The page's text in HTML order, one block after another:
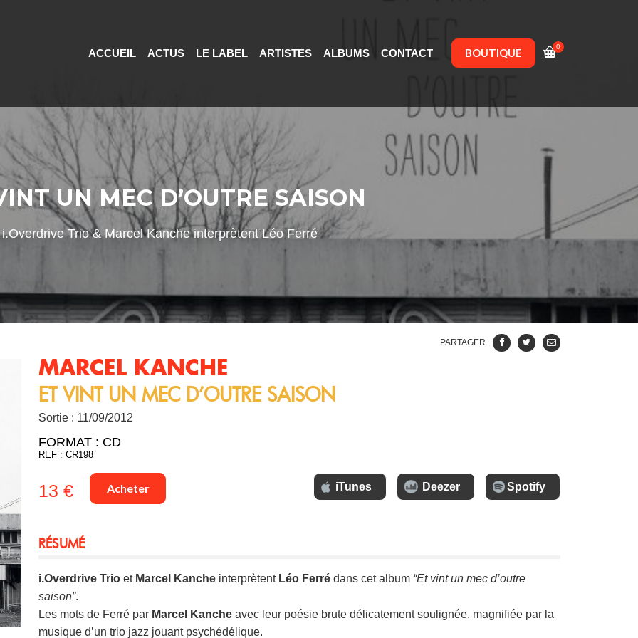
ACCUEIL ACTUS LE LABEL ARTISTES ALBUMS CONTACT BOUTIQUE 0
UN MEC D’OUTRE SAISON
i.Overdrive Trio & Marcel Kanche interprètent Léo Ferré
PARTAGER
MARCEL KANCHE
ET VINT UN MEC D’OUTRE SAISON
Sortie : 11/09/2012
FORMAT : CD
REF : CR198
13 € Acheter iTunes Deezer Spotify
RÉSUMÉ
i.Overdrive Trio et Marcel Kanche interprètent Léo Ferré dans cet album “Et vint un mec d’outre
saison”.
Les mots de Ferré par Marcel Kanche avec leur poésie brute délicatement soulignée, magnifiée par la
musique d’un trio jazz jouant psychédélique.